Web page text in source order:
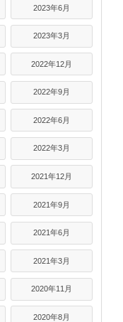
2023年6月
2023年3月
2022年12月
2022年9月
2022年6月
2022年3月
2021年12月
2021年9月
2021年6月
2021年3月
2020年11月
2020年8月